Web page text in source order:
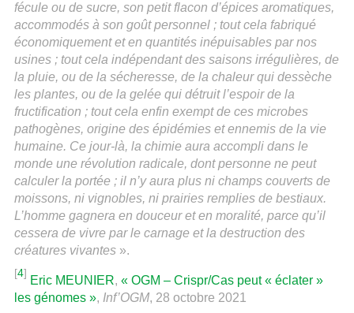
fécule ou de sucre, son petit flacon d’épices aromatiques,
accommodés à son goût personnel ; tout cela fabriqué
économiquement et en quantités inépuisables par nos
usines ; tout cela indépendant des saisons irrégulières, de
la pluie, ou de la sécheresse, de la chaleur qui dessèche
les plantes, ou de la gelée qui détruit l’espoir de la
fructification ; tout cela enfin exempt de ces microbes
pathogènes, origine des épidémies et ennemis de la vie
humaine. Ce jour-là, la chimie aura accompli dans le
monde une révolution radicale, dont personne ne peut
calculer la portée ; il n’y aura plus ni champs couverts de
moissons, ni vignobles, ni prairies remplies de bestiaux.
L’homme gagnera en douceur et en moralité, parce qu’il
cessera de vivre par le carnage et la destruction des
créatures vivantes».
[4]
Eric MEUNIER, « OGM – Crispr/Cas peut « éclater »
les génomes », Inf’OGM, 28 octobre 2021